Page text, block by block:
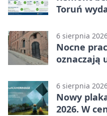
Toruń
6 sierpnia
Nocne
oznaczają
6 sierpnia
Nowy
2026. W